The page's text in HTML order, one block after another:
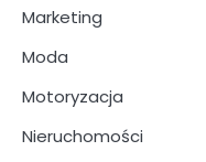
Marketing
Moda
Motoryzacja
Nieruchomości